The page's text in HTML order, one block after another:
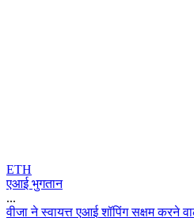
ETH
एआई भुगतान
...
वज न सवयत एआई शपग सकम करन व